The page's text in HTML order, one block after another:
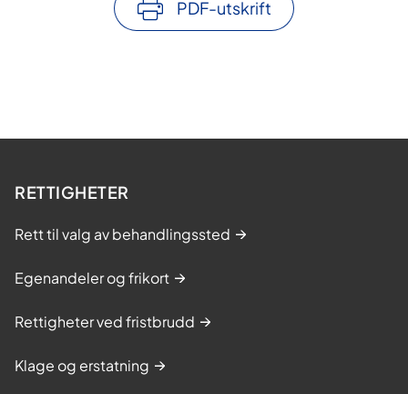
PDF-utskrift
RETTIGHETER
Rett til valg av behandlingssted
Egenandeler og frikort
Rettigheter ved fristbrudd
Klage og erstatning